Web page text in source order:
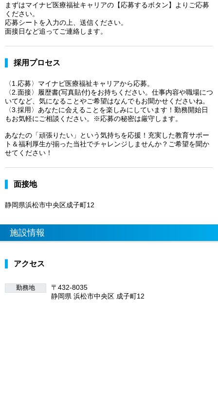
まずはマイナビ医療福祉キャリアの【応募するボタン】よりご応募
ください。
応募シートを入力の上、送信ください。
面接日など追ってご連絡します。
採用プロセス
〈1.応募〉マイナビ医療福祉キャリアから応募。
〈2.面接〉履歴書(写真貼付)をお持ちください。仕事内容や職場につ
いてなど、気になることやご希望はなんでもお聞かせくださいね。
〈3.採用〉あなたに会えることを楽しみにしています！勤務開始日
もお気軽にご相談ください。※応募の秘密は厳守します。
あなたの「頑張りたい」という気持ちを応援！充実した教育サポー
ト＆福利厚生が揃った当社でチャレンジしませんか？ご希望を聞か
せてください！
面接地
静岡県浜松市中央区成子町12
施設情報
アクセス
勤務地
〒432-8035
静岡県 浜松市中央区 成子町12